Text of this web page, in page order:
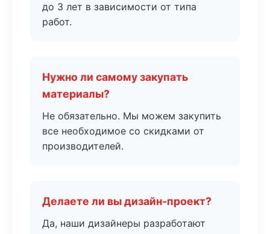
до 3 лет в зависимости от типа
работ.
Нужно ли самому закупать
материалы?
Не обязательно. Мы можем закупить
все необходимое со скидками от
производителей.
Делаете ли вы дизайн-проект?
Да, наши дизайнеры разработают